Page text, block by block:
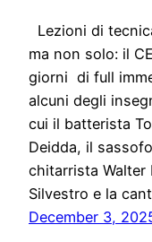
Lezioni di
ma non solo: il
giorni di full
alcuni degli
cui il batterista
Deidda, il
chitarrista Walter
Silvestro e la
December 3,